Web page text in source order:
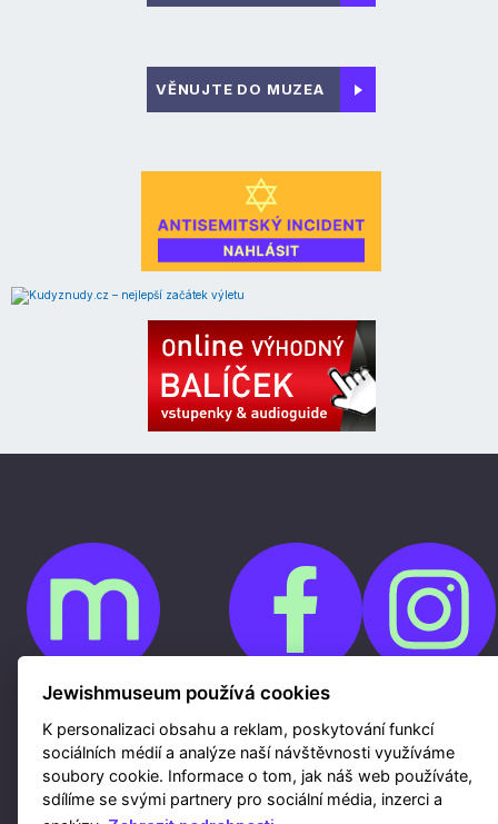
VĚNUJTE DO MUZEA
Ochrana osobních údajů
Whistleblowing
Kontakty
Mapa webu
Webdesign a hosting Nux s.r.o.
Jewishmuseum používá cookies
K personalizaci obsahu a reklam, poskytování funkcí
sociálních médií a analýze naší návštěvnosti využíváme
soubory cookie. Informace o tom, jak náš web používáte,
sdílíme se svými partnery pro sociální média, inzerci a